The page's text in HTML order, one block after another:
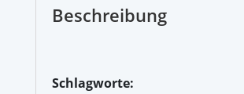
Beschreibung
Schlagworte: